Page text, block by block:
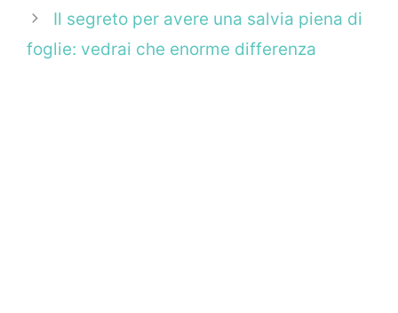
Il segreto per avere una salvia piena di
foglie: vedrai che enorme differenza